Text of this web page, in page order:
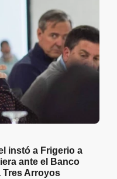
instó a Frigerio a
ante el Banco
Tres Arroyos